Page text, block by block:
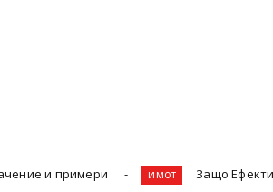
имот Защо Ефективното